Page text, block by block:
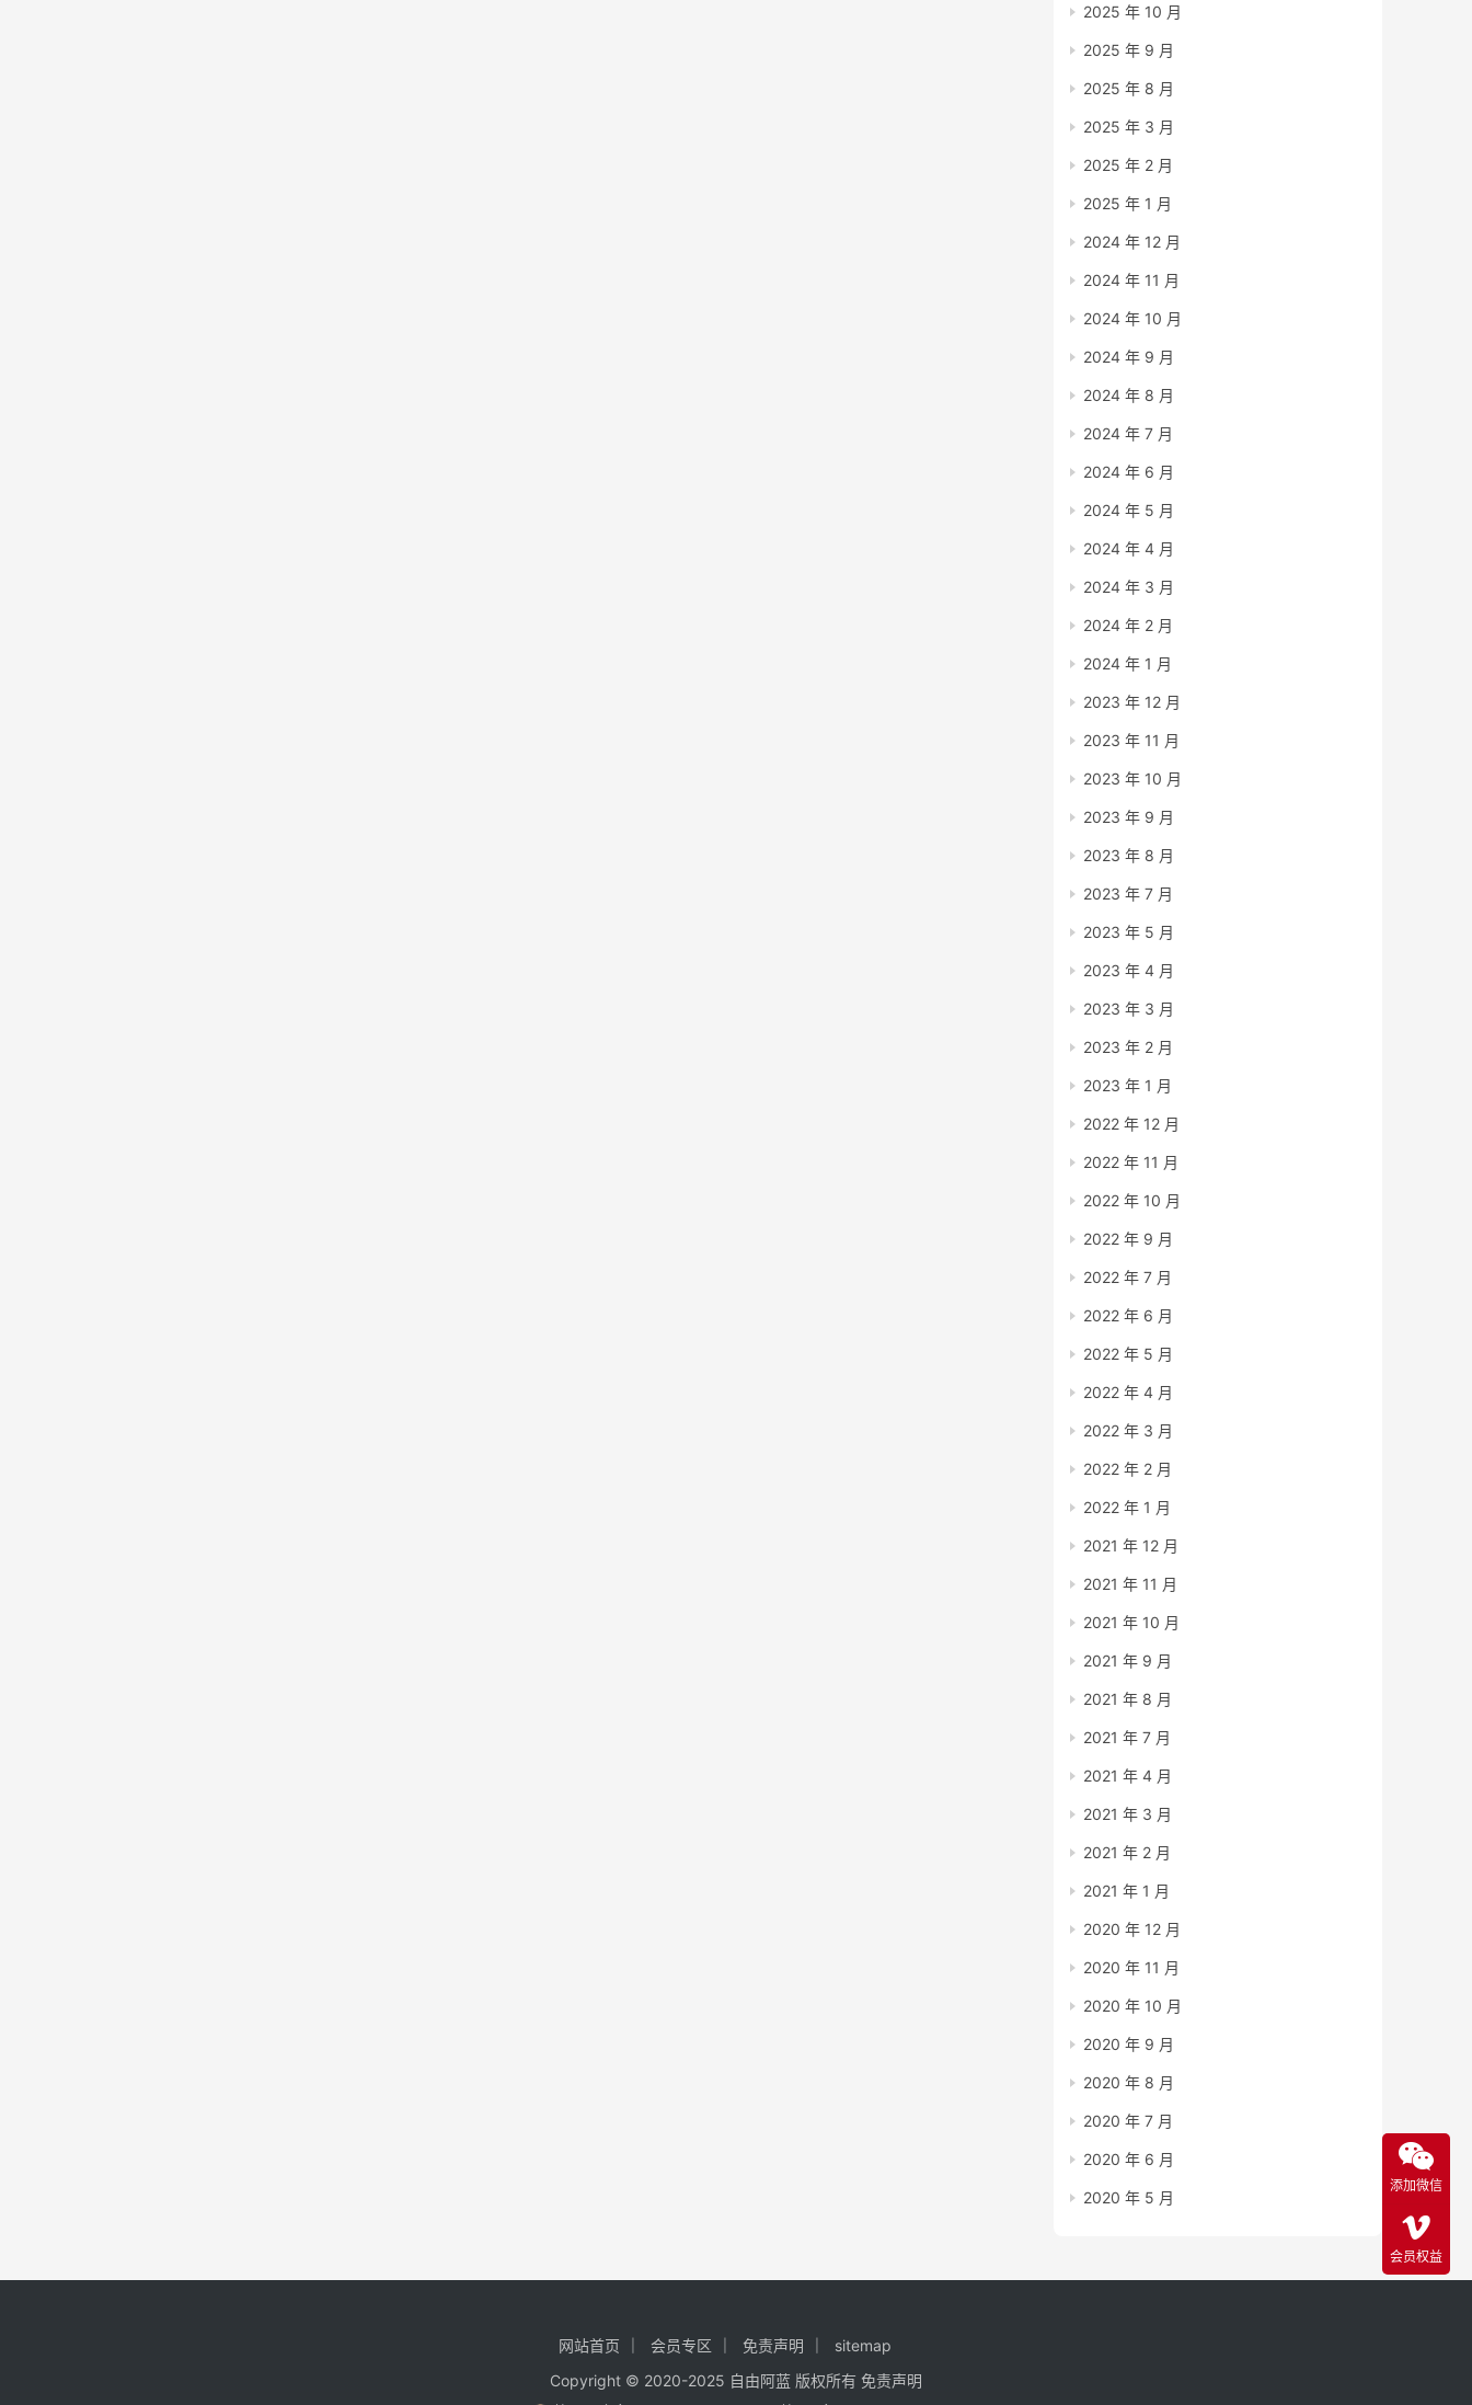
2025 年 10 月
2025 年 9 月
2025 年 8 月
2025 年 3 月
2025 年 2 月
2025 年 1 月
2024 年 12 月
2024 年 11 月
2024 年 10 月
2024 年 9 月
2024 年 8 月
2024 年 7 月
2024 年 6 月
2024 年 5 月
2024 年 4 月
2024 年 3 月
2024 年 2 月
2024 年 1 月
2023 年 12 月
2023 年 11 月
2023 年 10 月
2023 年 9 月
2023 年 8 月
2023 年 7 月
2023 年 5 月
2023 年 4 月
2023 年 3 月
2023 年 2 月
2023 年 1 月
2022 年 12 月
2022 年 11 月
2022 年 10 月
2022 年 9 月
2022 年 7 月
2022 年 6 月
2022 年 5 月
2022 年 4 月
2022 年 3 月
2022 年 2 月
2022 年 1 月
2021 年 12 月
2021 年 11 月
2021 年 10 月
2021 年 9 月
2021 年 8 月
2021 年 7 月
2021 年 4 月
2021 年 3 月
2021 年 2 月
2021 年 1 月
2020 年 12 月
2020 年 11 月
2020 年 10 月
2020 年 9 月
2020 年 8 月
2020 年 7 月
2020 年 6 月
2020 年 5 月
网站首页 会员专区 免责声明
sitemap
Copyright © 2020-2025 自由阿蓝 版权所有 免责声明
添加微信
会员权益